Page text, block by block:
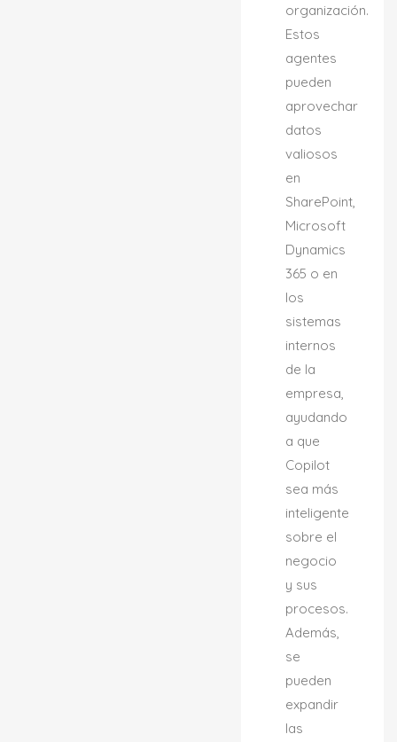
organización.
Estos
agentes
pueden
aprovechar
datos
valiosos
en
SharePoint,
Microsoft
Dynamics
365 o en
los
sistemas
internos
de la
empresa,
ayudando
a que
Copilot
sea más
inteligente
sobre el
negocio
y sus
procesos.
Además,
se
pueden
expandir
las